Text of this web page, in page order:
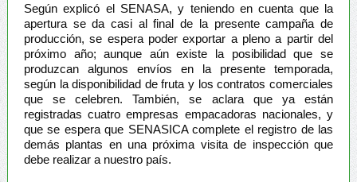
Según explicó el SENASA, y teniendo en cuenta que la
apertura se da casi al final de la presente campaña de
producción, se espera poder exportar a pleno a partir del
próximo año; aunque aún existe la posibilidad que se
produzcan algunos envíos en la presente temporada,
según la disponibilidad de fruta y los contratos comerciales
que se celebren. También, se aclara que ya están
registradas cuatro empresas empacadoras nacionales, y
que se espera que SENASICA complete el registro de las
demás plantas en una próxima visita de inspección que
debe realizar a nuestro país.